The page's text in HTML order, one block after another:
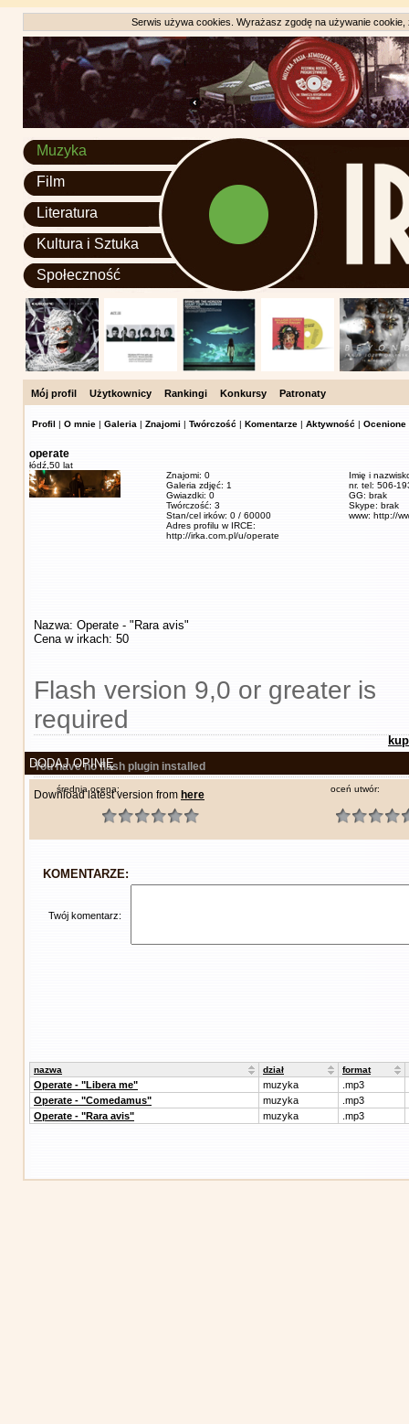
Serwis używa cookies. Wyrażasz zgodę na używanie
Muzyka
Film
Literatura
Kultura i Sztuka
Społeczność
Mój profil Użytkownicy Rankingi Konkursy Patronaty
Profil | O mnie | Galeria | Znajomi | Twórczość | Komentarze | Aktywność | Ocenione
operate
łódź, 50 lat
Znajomi: 0
Galeria zdjęć: 1
Gwiazdki: 0
Twórczość: 3
Stan/cel irków: 0 / 60000
Adres profilu w IRCE:
http://irka.com.pl/u/operate
Imię i
nr. tel: 506-
GG: brak
Skype: brak
www: http://
Nazwa: Operate - "Rara avis"
Cena w irkach: 50
Flash version 9,0 or greater is
required
You have no flash plugin installed
Download latest version from here
DODAJ OPINIĘ
średnia ocena: oceń utwór:
KOMENTARZE:
Twój komentarz:
nazwa dział format
Operate - "Libera me" muzyka
.mp3
Operate - "Comedamus"
muzyka
.mp3
Operate - "Rara avis"
muzyka .mp3